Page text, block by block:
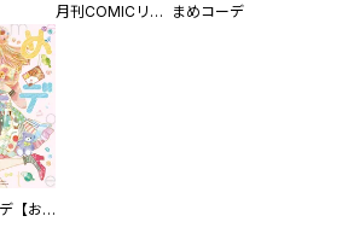
月刊COMICリュウ まめコーデ
まめコーデ【お試し版】